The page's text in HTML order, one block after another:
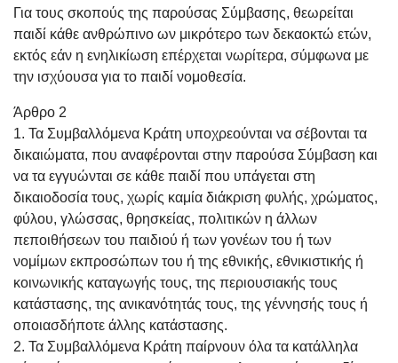
Για τους σκοπούς της παρούσας Σύμβασης, θεωρείται
παιδί κάθε ανθρώπινο ων μικρότερο των δεκαοκτώ ετών,
εκτός εάν η ενηλικίωση επέρχεται νωρίτερα, σύμφωνα με
την ισχύουσα για το παιδί νομοθεσία.
Άρθρο 2
1. Τα Συμβαλλόμενα Κράτη υποχρεούνται να σέβονται τα
δικαιώματα, που αναφέρονται στην παρούσα Σύμβαση και
να τα εγγυώνται σε κάθε παιδί που υπάγεται στη
δικαιοδοσία τους, χωρίς καμία διάκριση φυλής, χρώματος,
φύλου, γλώσσας, θρησκείας, πολιτικών η άλλων
πεποιθήσεων του παιδιού ή των γονέων του ή των
νομίμων εκπροσώπων του ή της εθνικής, εθνικιστικής ή
κοινωνικής καταγωγής τους, της περιουσιακής τους
κατάστασης, της ανικανότητάς τους, της γέννησής τους ή
οποιασδήποτε άλλης κατάστασης.
2. Τα Συμβαλλόμενα Κράτη παίρνουν όλα τα κατάλληλα